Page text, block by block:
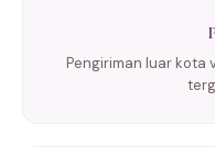
Pengiriman luar kota